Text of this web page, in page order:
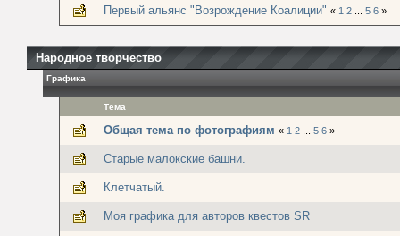
Первый альянс "Возрождение Коалиции" « 1 2 5 6 »
Народное творчество
Графика
Тема
Общая тема по фотографиям « 1 2 5 6 »
Старые малокские башни.
Клетчатый.
Моя графика для авторов квестов SR